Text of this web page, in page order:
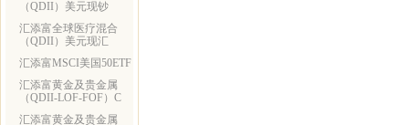
（QDII）美元现钞
汇添富全球医疗混合
（QDII）美元现汇
汇添富MSCI美国50ETF
汇添富黄金及贵金属
（QDII-LOF-FOF）C
汇添富黄金及贵金属